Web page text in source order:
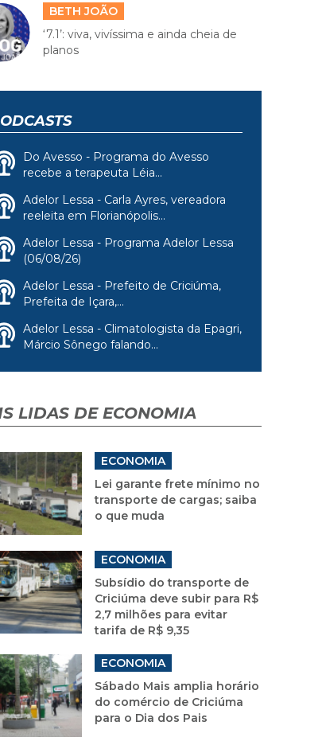
BETH JOÃO
‘7.1’: viva, vivíssima e ainda cheia de
planos
Do Avesso - Programa do Avesso
recebe a terapeuta Léia...
Adelor Lessa - Carla Ayres, vereadora
reeleita em Florianópolis...
Adelor Lessa - Programa Adelor Lessa
(06/08/26)
Adelor Lessa - Prefeito de Criciúma,
Prefeita de Içara,...
Adelor Lessa - Climatologista da Epagri,
Márcio Sônego falando...
LIDAS DE ECONOMIA
ECONOMIA
Lei garante frete mínimo no
transporte de cargas; saiba
o que muda
ECONOMIA
Subsídio do transporte de
Criciúma deve subir para R$
2,7 milhões para evitar
tarifa de R$ 9,35
ECONOMIA
Sábado Mais amplia horário
do comércio de Criciúma
para o Dia dos Pais